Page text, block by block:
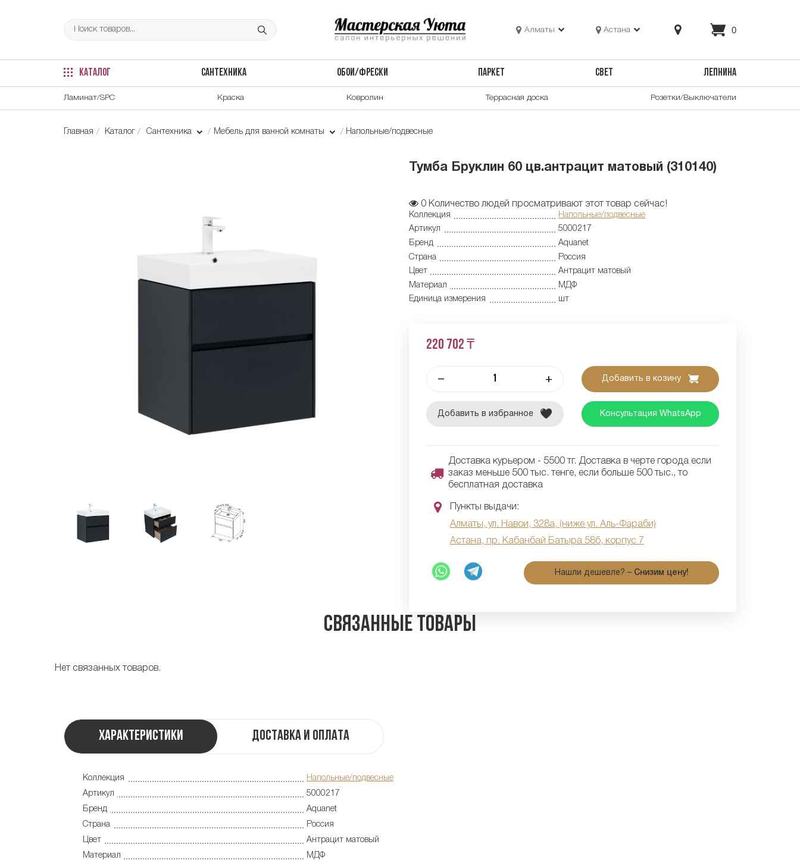
Алматы Астана 0
КАТАЛОГ САНТЕХНИКА ОБОИ/ФРЕСКИ ПАРКЕТ СВЕТ ЛЕПНИНА
Ламинат/SPC Краска Ковролин Террасная доска Розетки/Выключатели
Главная Каталог Сантехника Мебель для ванной комнаты Напольные/подвесные
Тумба Бруклин 60 цв.антрацит матовый (310140)
0 Количество людей просматривают этот товар сейчас!
Коллекция
Напольные/подвесные
Артикул
5000217
Бренд
Aquanet
Страна
Россия
Цвет
Антрацит матовый
Материал
МДФ
Единица измерения
шт
220 702 ₸
– + Добавить в козину
Добавить в избранное Консультация WhatsApp
Доставка курьером - 5500 тг. Доставка в черте города если
заказ меньше 500 тыс. тенге, если больше 500 тыс., то
бесплатная доставка
Пункты выдачи:
Алматы, ул. Навои, 328а, (ниже ул. Аль-Фараби)
Астана, пр. Кабанбай Батыра 58б, корпус 7
Нашли дешевле? – Снизим цену!
Связанные товары
Нет связанных товаров.
Характеристики Доставка и оплата
Коллекция
Напольные/подвесные
Артикул
5000217
Бренд
Aquanet
Страна
Россия
Цвет
Антрацит матовый
Материал
МДФ